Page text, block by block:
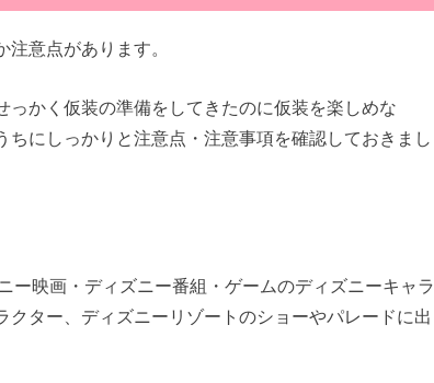
意点があります。
かく仮装の準備をしてきたのに仮装を楽しめな
にしっかりと注意点・注意事項を確認しておきまし
ー映画・ディズニー番組・ゲームのディズニーキャラ
ター、ディズニーリゾートのショーやパレードに出